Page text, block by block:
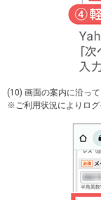
(10) 画面の案内に沿って
※ご利用状況によりログ